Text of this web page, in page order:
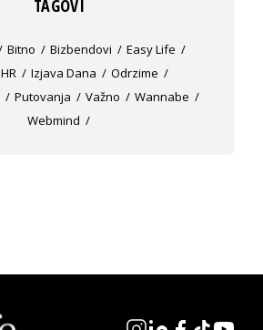
TAGOVI
Bitno Bizbendovi
Easy Life
HR Izjava Dana
Odrzime
Putovanja Važno
Wannabe
Webmind